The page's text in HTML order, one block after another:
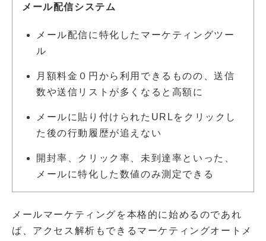
メール配信システム
メール配信に特化したマーケティングツー
ル
月額料金０円から利用できるものの、送信
数や送信リストが多くなると高額に
メールに貼り付けられたURLをクリックし
た後の行動履歴が追えない
開封率、クリック率、未到達率といった、
メールに特化した数値のみ測定できる
メールマーケティングを本格的に始めるのであれ
ば、アクセス解析もできるマーケティングオートメ